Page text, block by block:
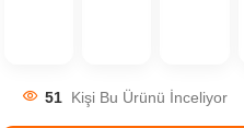
51 Kişi Bu Ürünü İnceliyor